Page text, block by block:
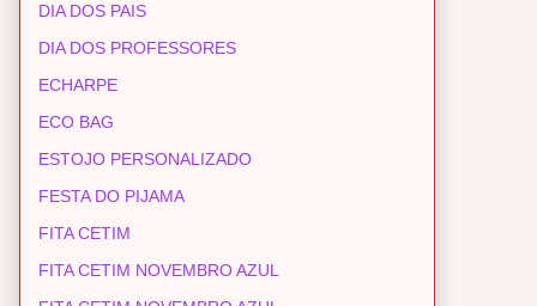
DIA DOS PAIS
DIA DOS PROFESSORES
ECHARPE
ECO BAG
ESTOJO PERSONALIZADO
FESTA DO PIJAMA
FITA CETIM
FITA CETIM NOVEMBRO AZUL